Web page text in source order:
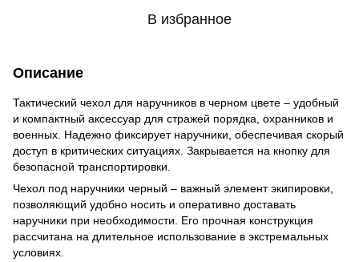
В избранное
Описание
Тактический чехол для наручников в черном цвете – удобный
и компактный аксессуар для стражей порядка, охранников и
военных. Надежно фиксирует наручники, обеспечивая скорый
доступ в критических ситуациях. Закрывается на кнопку для
безопасной транспортировки.
Чехол под наручники черный – важный элемент экипировки,
позволяющий удобно носить и оперативно доставать
наручники при необходимости. Его прочная конструкция
рассчитана на длительное использование в экстремальных
условиях.